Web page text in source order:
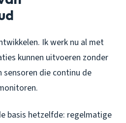
Ik werk nu al met
kunnen uitvoeren zonder
sensoren die continu de
basis hetzelfde: regelmatige